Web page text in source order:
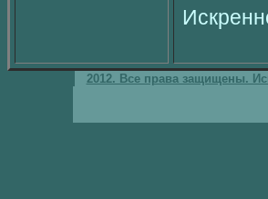
2012. Все права защищены.